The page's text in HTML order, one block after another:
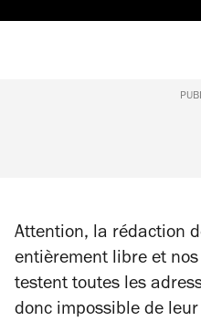
Attention, la rédaction
entièrement libre et
testent toutes les
donc impossible de